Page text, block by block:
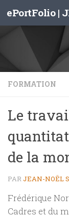
Skip to
ePortFolio |
FORMATION
Le
de la
PARJEAN-NOËL
Frédérique
Cadres et du